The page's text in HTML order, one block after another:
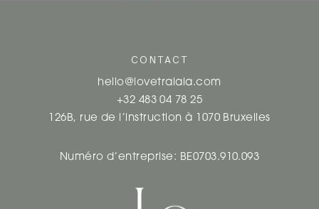
CONTACT
hello@lovetralala.com
+32 483 04 78 25
126B, rue de l’instruction à 1070 Bruxelles
Numéro d’entreprise: BE0703.910.093